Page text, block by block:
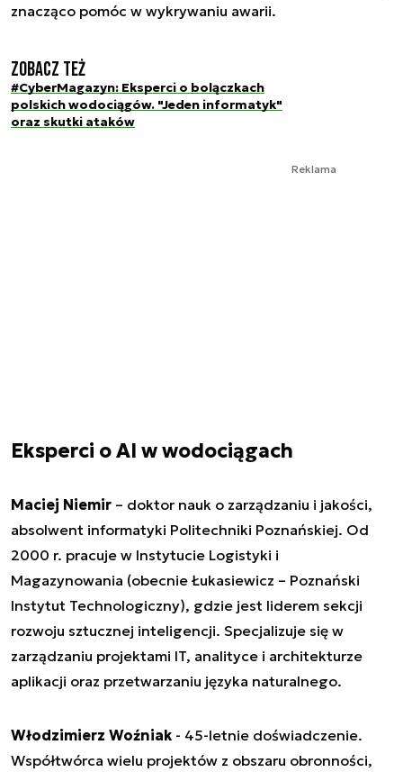
znacząco pomóc w wykrywaniu awarii.
Zobacz też
#CyberMagazyn: Eksperci o bolączkach
polskich wodociągów. "Jeden informatyk"
oraz skutki ataków
Reklama
Eksperci o AI w wodociągach
Maciej Niemir – doktor nauk o zarządzaniu i jakości,
absolwent informatyki Politechniki Poznańskiej. Od
2000 r. pracuje w Instytucie Logistyki i
Magazynowania (obecnie Łukasiewicz – Poznański
Instytut Technologiczny), gdzie jest liderem sekcji
rozwoju sztucznej inteligencji. Specjalizuje się w
zarządzaniu projektami IT, analityce i architekturze
aplikacji oraz przetwarzaniu języka naturalnego.
Włodzimierz Woźniak - 45-letnie doświadczenie.
Współtwórca wielu projektów z obszaru obronności,